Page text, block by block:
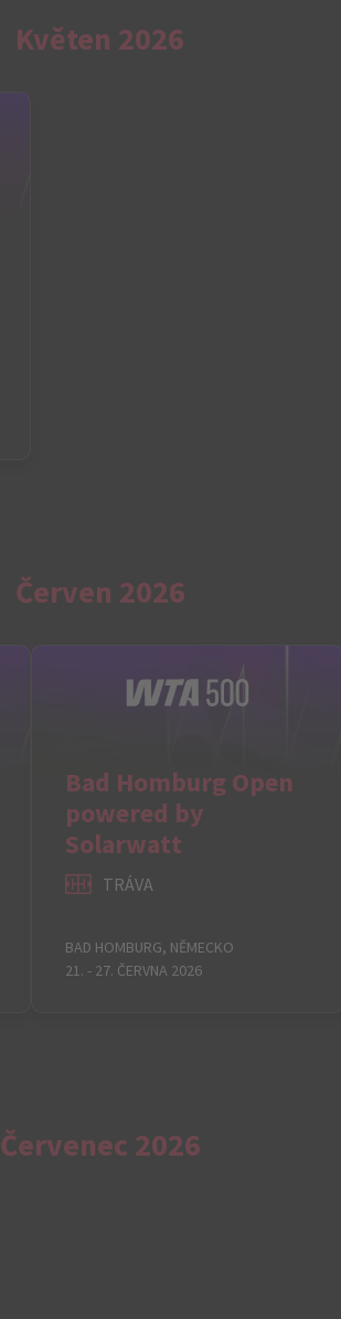
Květen 2026
Červen 2026
Bad Homburg Open
powered by
Solarwatt
TRÁVA
BAD HOMBURG, NĚMECKO
21. - 27. ČERVNA 2026
Červenec 2026